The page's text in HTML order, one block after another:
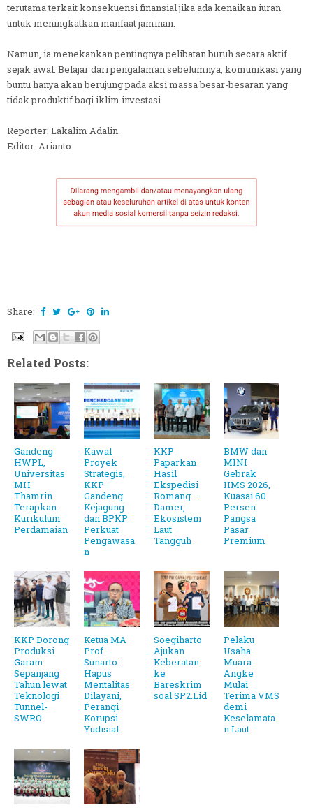
terutama terkait konsekuensi finansial jika ada kenaikan iuran
untuk meningkatkan manfaat jaminan.
Namun, ia menekankan pentingnya pelibatan buruh secara aktif
sejak awal. Belajar dari pengalaman sebelumnya, komunikasi yang
buntu hanya akan berujung pada aksi massa besar-besaran yang
tidak produktif bagi iklim investasi.
Reporter: Lakalim Adalin
Editor: Arianto
Share:
Related Posts:
Gandeng
HWPL,
Universitas
MH
Thamrin
Terapkan
Kurikulum
Perdamaian
Kawal
Proyek
Strategis,
KKP
Gandeng
Kejagung
dan BPKP
Perkuat
Pengawasa
n
KKP
Paparkan
Hasil
Ekspedisi
Romang–
Damer,
Ekosistem
Laut
Tangguh
BMW dan
MINI
Gebrak
IIMS 2026,
Kuasai 60
Persen
Pangsa
Pasar
Premium
KKP Dorong
Produksi
Garam
Sepanjang
Tahun lewat
Teknologi
Tunnel-
SWRO
Ketua MA
Prof
Sunarto:
Hapus
Mentalitas
Dilayani,
Perangi
Korupsi
Yudisial
Soegiharto
Ajukan
Keberatan
ke
Bareskrim
soal SP2.Lid
Pelaku
Usaha
Muara
Angke
Mulai
Terima VMS
demi
Keselamata
n Laut